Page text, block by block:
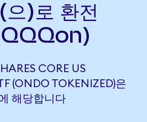
)로 환전
CORE US
(ONDO TOKENIZED)은
해당합니다